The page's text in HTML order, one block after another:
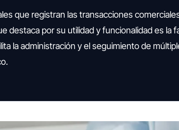
que registran las transacciones
destaca por su utilidad y funcionalidad es la
la administración y el seguimiento de